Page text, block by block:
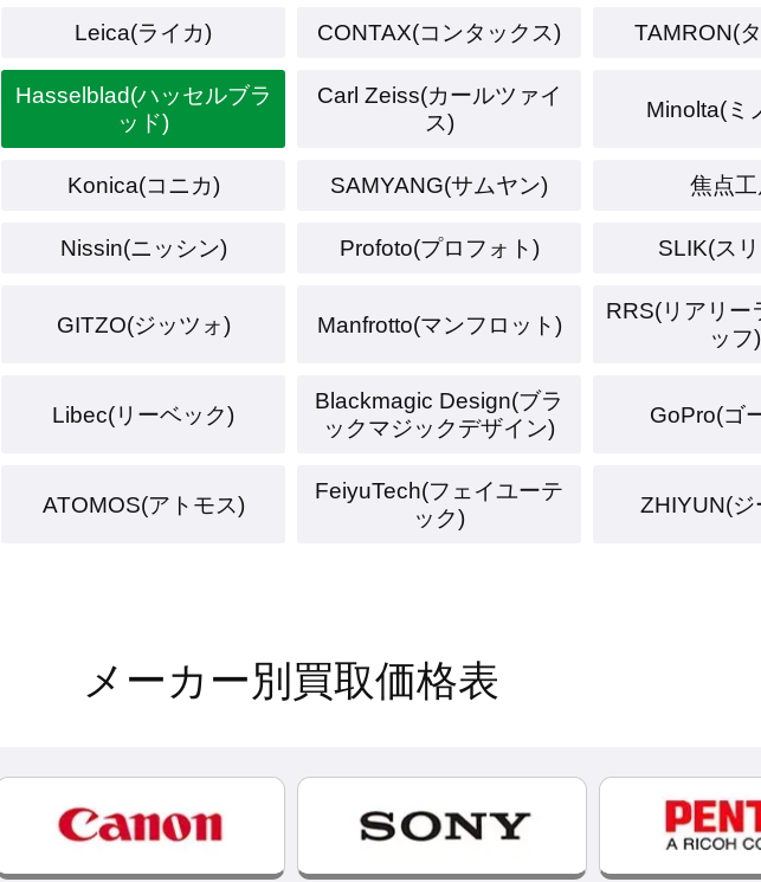
Leica(ライカ) CONTAX(コンタックス) TAMRON(
Hasselblad(ハッセルブラ
ッド)
Carl Zeiss(カールツァイ
ス)
Minolta(ミ
Konica(コニカ) SAMYANG(サムヤン) 焦点
Nissin(ニッシン) Profoto(プロフォト) SLIK(ス
GITZO(ジッツォ) Manfrotto(マンフロット)
RRS(リアリー
ッフ)
Libec(リーベック)
Blackmagic Design(ブラ
ックマジックデザイン)
GoPro(ゴ
ATOMOS(アトモス)
FeiyuTech(フェイユーテ
ック)
ZHIYUN(ジ
メーカー別買取価格表